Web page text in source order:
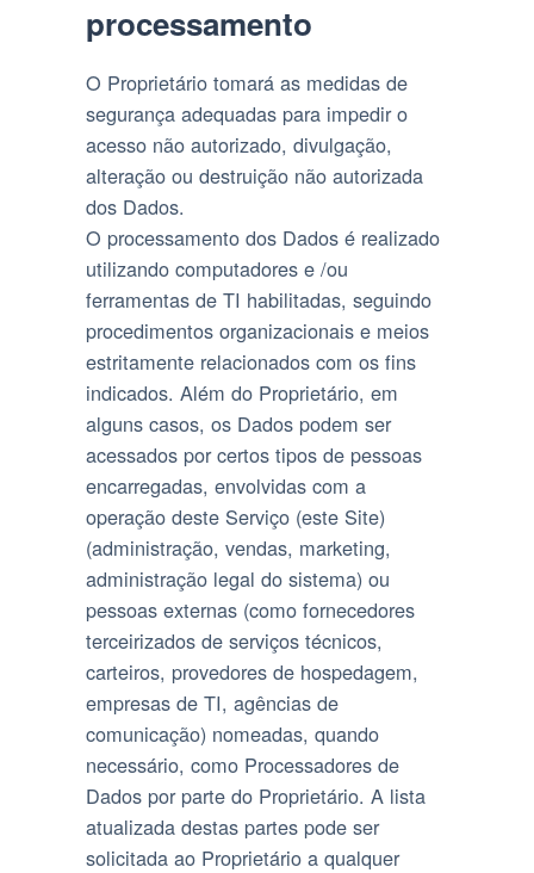
processamento
O Proprietário tomará as medidas de
segurança adequadas para impedir o
acesso não autorizado, divulgação,
alteração ou destruição não autorizada
dos Dados.
O processamento dos Dados é realizado
utilizando computadores e /ou
ferramentas de TI habilitadas, seguindo
procedimentos organizacionais e meios
estritamente relacionados com os fins
indicados. Além do Proprietário, em
alguns casos, os Dados podem ser
acessados por certos tipos de pessoas
encarregadas, envolvidas com a
operação deste Serviço (este Site)
(administração, vendas, marketing,
administração legal do sistema) ou
pessoas externas (como fornecedores
terceirizados de serviços técnicos,
carteiros, provedores de hospedagem,
empresas de TI, agências de
comunicação) nomeadas, quando
necessário, como Processadores de
Dados por parte do Proprietário. A lista
atualizada destas partes pode ser
solicitada ao Proprietário a qualquer